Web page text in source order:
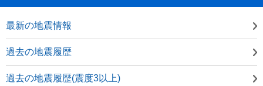
最新の地震情報
過去の地震履歴
過去の地震履歴(震度3以上)